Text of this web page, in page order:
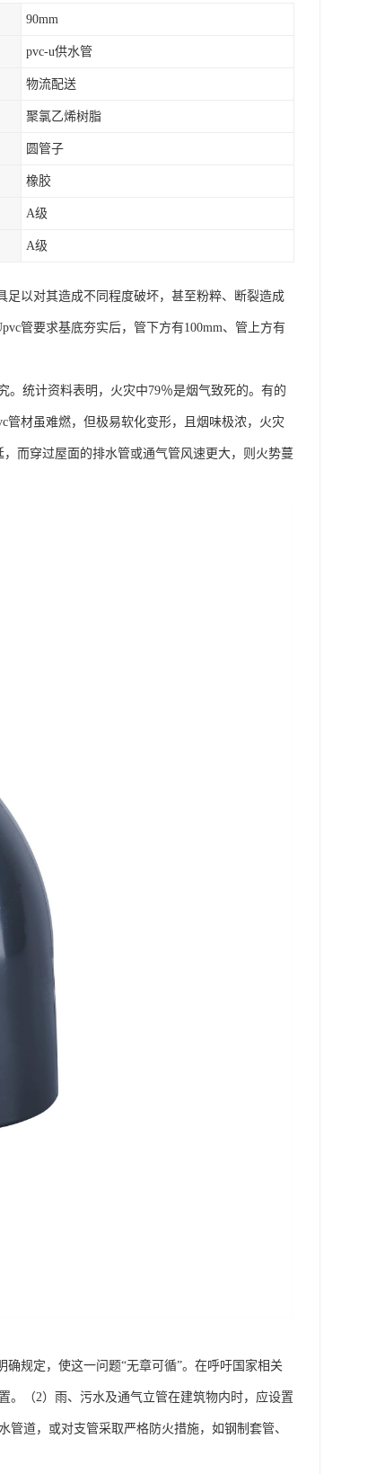
90mm
pvc-u供水管
物流配送
聚氯乙烯树脂
圆管子
橡胶
A级
A级
足以对其造成不同程度破坏，甚至粉粹、断裂造成
管要求基底夯实后，管下方有100mm、管上方有
。统计资料表明，火灾中79％是烟气致死的。有的
材虽难燃，但极易软化变形，且烟味极浓，火灾
而穿过屋面的排水管或通气管风速更大，则火势蔓
规定，使这一问题“无章可循”。在呼吁国家相关
。（2）雨、污水及通气立管在建筑物内时，应设置
道，或对支管采取严格防火措施，如钢制套管、